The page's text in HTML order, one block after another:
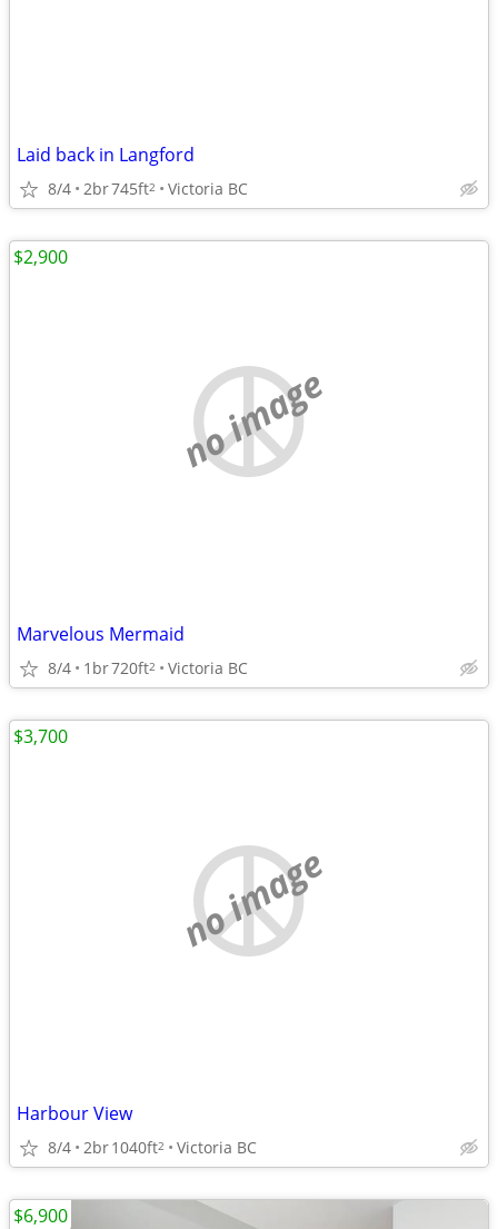
Laid back in Langford
8/4 2br745ft2 Victoria BC
no image
Marvelous Mermaid
8/4 1br720ft2 Victoria BC
$2,900
no image
Harbour View
8/4 2br1040ft2 Victoria BC
$3,700
$6,900